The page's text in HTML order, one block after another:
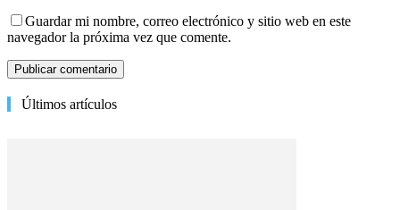
Guardar mi nombre, correo electrónico y sitio web en este
navegador la próxima vez que comente.
Últimos artículos